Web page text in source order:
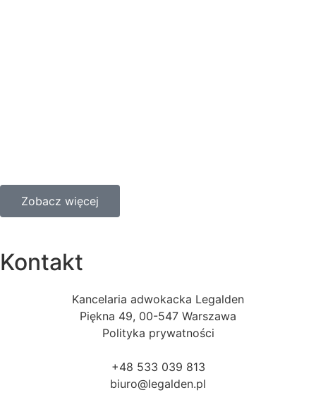
Zobacz więcej
Kontakt
Kancelaria adwokacka Legalden
Piękna 49, 00-547 Warszawa
Polityka prywatności
+48 533 039 813
biuro@legalden.pl